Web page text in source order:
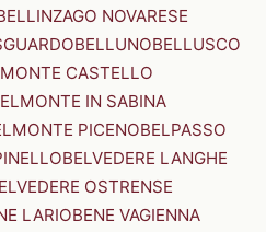
NOVARESE
BELLUNOBELLUSCO
CASTELLO
IN SABINA
PICENOBELPASSO
BELVEDERE LANGHE
OSTRENSE
LARIOBENE VAGIENNA